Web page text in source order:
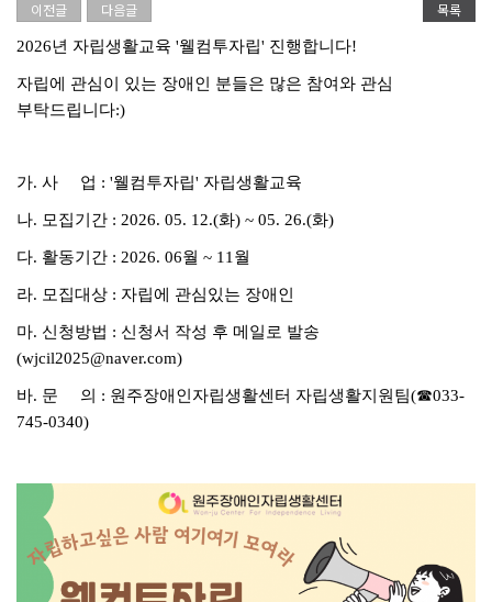
이전글 다음글 목록
2026년 자립생활교육 '웰컴투자립' 진행합니다!
자립에 관심이 있는 장애인 분들은 많은 참여와 관심
부탁드립니다:)
가. 사 업 : '웰컴투자립' 자립생활교육
나. 모집기간 : 2026. 05. 12.(화) ~ 05. 26.(화)
다. 활동기간 : 2026. 06월 ~ 11월
라. 모집대상 : 자립에 관심있는 장애인
마. 신청방법 : 신청서 작성 후 메일로 발송
(wjcil2025@naver.com)
바. 문 의 : 원주장애인자립생활센터 자립생활지원팀(☎033-
745-0340)